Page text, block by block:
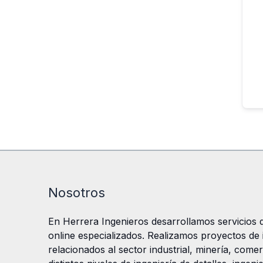
Nosotros
En Herrera Ingenieros desarrollamos servicios
online especializados. Realizamos proyectos
relacionados al sector industrial, minería,